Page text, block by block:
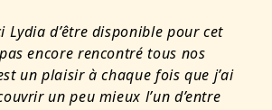
Lydia d’être disponible pour cet
encore rencontré tous nos
un plaisir à chaque fois que j’ai
un peu mieux l’un d’entre